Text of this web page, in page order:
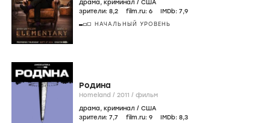
драма, криминал / США
зрители: 8,2 film.ru: 6 IMDb: 7,9
НАЧАЛЬНЫЙ УРОВЕНЬ
Родина
Homeland / 2011 / фильм
драма, криминал / США
зрители: 7,7 film.ru: 9 IMDb: 8,3